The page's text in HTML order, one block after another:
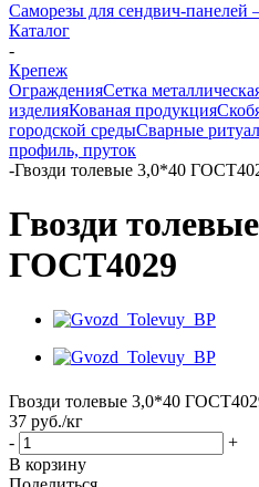
Саморезы для сендвич-панелей
Каталог
-
Крепеж
ОгражденияСетка
изделияКованая продукция
городской средыСварные
профиль, пруток
-Гвозди толевые 3,0*40
Гвозди
ГОСТ4029
Гвозди толевые 3,0*40
37 руб./кг
-
+
В корзину